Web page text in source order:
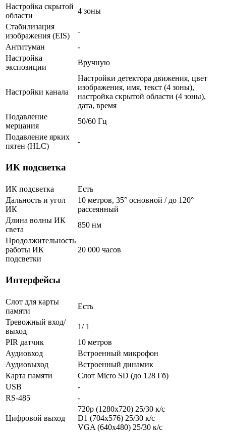
Настройка скрытой
области
4 зоны
Стабилизация
изображения (EIS)
-
Антитуман
-
Настройка
экспозиции
Вручную
Настройки канала
Настройки детектора движения, цвет
изображения, имя, текст (4 зоны),
настройка скрытой области (4 зоны),
дата, время
Подавление
мерцания
50/60 Гц
Подавление ярких
пятен (HLC)
-
ИК подсветка
ИК подсветка
Есть
Дальность и угол
ИК
10 метров, 35° основной / до 120°
рассеянный
Длина волны ИК
света
850 нм
Продолжительность
работы ИК
подсветки
20 000 часов
Интерфейсы
Слот для карты
памяти
Есть
Тревожный вход/
выход
1/ 1
PIR датчик
10 метров
Аудиовход
Встроенный микрофон
Аудиовыход
Встроенный динамик
Карта памяти
Слот Micro SD (до 128 Гб)
USB
-
RS-485
-
Цифровой выход
720p (1280х720) 25/30 к/с
D1 (704x576) 25/30 к/с
VGA (640x480) 25/30 к/с